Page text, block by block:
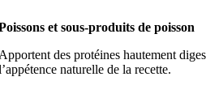
et sous-produits de poisson
des protéines hautement
naturelle de la recette.